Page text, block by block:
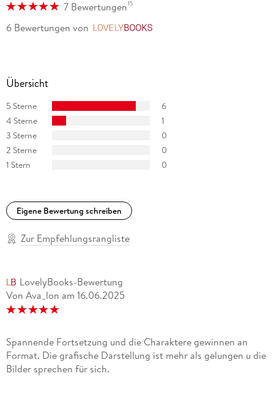
7 Bewertungen15
6 Bewertungen von
Übersicht
5 Sterne
6
4 Sterne
1
3 Sterne
0
2 Sterne
0
1 Stern
0
Eigene Bewertung schreiben
Zur Empfehlungsrangliste
LovelyBooks-Bewertung
Von Ava_lon am 16.06.2025
Spannende Fortsetzung und die Charaktere gewinnen an
Format. Die grafische Darstellung ist mehr als gelungen u die
Bilder sprechen für sich.